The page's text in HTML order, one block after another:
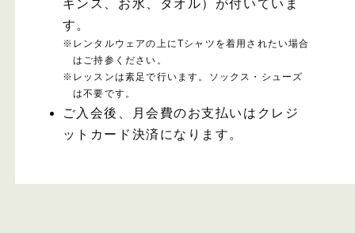
ギンス、お水、タオル）が付いていま
す。
※ レンタルウェアの上にTシャツを着用されたい場合
はご持参ください。
※ レッスンは素足で行います。ソックス・シューズ
は不要です。
ご入会後、月会費のお支払いはクレジ
ットカード決済になります。